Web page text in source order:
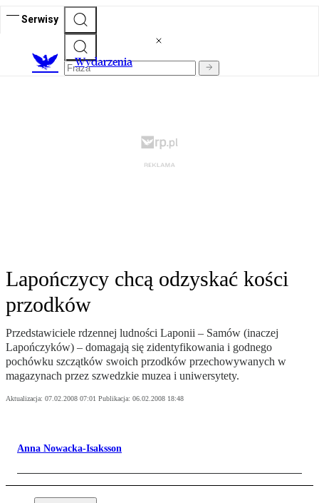
Serwisy
Wydarzenia
Lapończycy chcą odzyskać kości
przodków
Przedstawiciele rdzennej ludności Laponii – Samów (inaczej
Lapończyków) – domagają się zidentyfikowania i godnego
pochówku szczątków swoich przodków przechowywanych w
magazynach przez szwedzkie muzea i uniwersytety.
Aktualizacja: 07.02.2008 07:01 Publikacja: 06.02.2008 18:48
Anna Nowacka-Isaksson